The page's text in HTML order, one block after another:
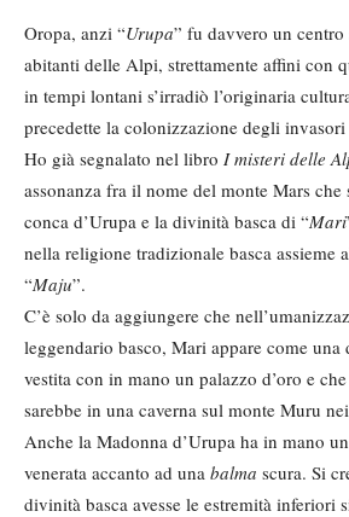
Oropa, anzi “Urupa” fu davvero un
abitanti delle Alpi, strettamente affini con
in tempi lontani s’irradiò l’originaria
precedette la colonizzazione degli
Ho già segnalato nel libro I misteri delle
assonanza fra il nome del monte Mars che
conca d’Urupa e la divinità basca di “Mari
nella religione tradizionale basca assieme
“Maju”.
C’è solo da aggiungere che
leggendario basco, Mari appare come una
vestita con in mano un palazzo d’oro e
sarebbe in una caverna sul monte Muru
Anche la Madonna d’Urupa ha in mano
venerata accanto ad una balma scura. Si
divinità basca avesse le estremità inferiori